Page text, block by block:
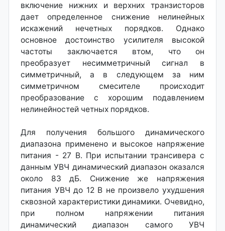
включение нижних и верхних транзисторов
дает определенное снижение нелинейных
искажений нечетных порядков. Однако
основное достоинство усилителя высокой
частоты заключается втом, что он
преобразует несимметричный сигнал в
симметричный, а в следующем за ним
симметричном смесителе происходит
преобразование с хорошим подавлением
нелинейностей четных порядков.
Для получения большого динамического
диапазона применено и высокое напряжение
питания - 27 В. При испытании трансивера с
данным УВЧ динамический диапазон оказался
около 83 дБ. Снижение же напряжения
питания УВЧ до 12 В не произвело ухудшения
сквозной характеристики динамики. Очевидно,
при полном напряжении питания
динамический диапазон самого УВЧ